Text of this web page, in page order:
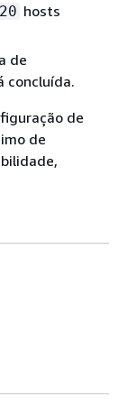
20 hosts
de
concluída.
de
de